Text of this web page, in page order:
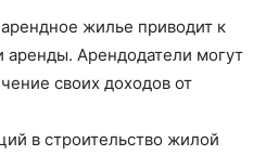
жилье приводит к
Арендодатели могут
своих доходов от
в строительство жилой